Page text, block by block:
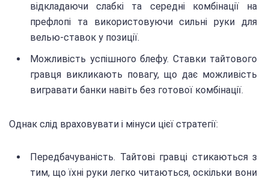
відкладаючи слабкі та середні комбінації на
префлопі та використовуючи сильні руки для
велью-ставок у позиції.
Можливість успішного блефу. Ставки тайтового
гравця викликають повагу, що дає можливість
вигравати банки навіть без готової комбінації.
Однак слід враховувати і мінуси цієї стратегії:
Передбачуваність. Тайтові гравці стикаються з
тим, що їхні руки легко читаються, оскільки вони